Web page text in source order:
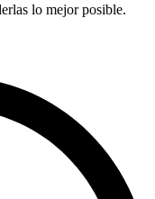
lo mejor posible.